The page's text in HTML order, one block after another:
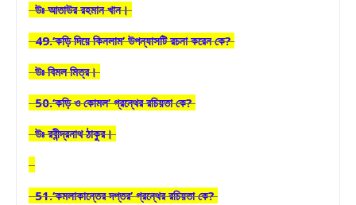
উঃ আতাউর রহমান খান।
49.‘কড়ি দিয়ে কিনলাম’ উপন্যাসটি রচনা করেন কে?
উঃ বিমল মিত্র।
50.‘কড়ি ও কোমল’ গ্রন্থের রচিয়তা কে?
উঃ রবীন্দ্রনাথ ঠাকুর।
51.‘কমলাকান্তের দপ্তর’ গ্রন্থের রচিয়তা কে?